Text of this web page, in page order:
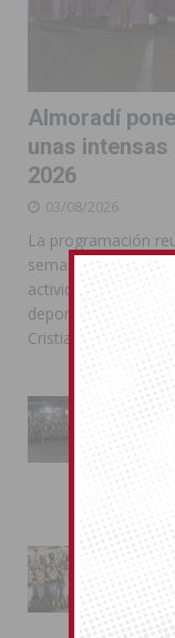
Almoradí
unas intensas
2026
03/08/2026
La programación
semana actos
actividades
deportivas y las
Cristianos
La
La
01/